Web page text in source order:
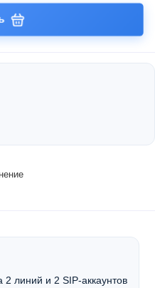
2 линий и 2 SIP-аккаунтов